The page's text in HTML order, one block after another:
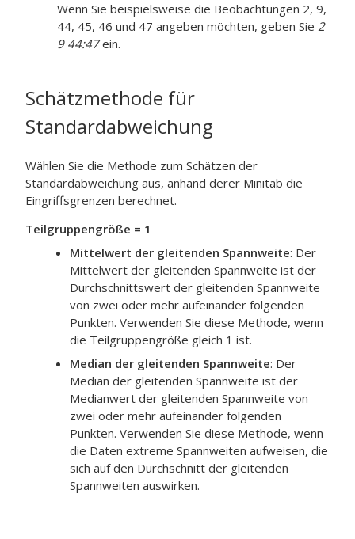
Wenn Sie beispielsweise die Beobachtungen 2, 9,
44, 45, 46 und 47 angeben möchten, geben Sie 2
9 44:47ein.
Schätzmethode für
Standardabweichung
Wählen Sie die Methode zum Schätzen der
Standardabweichung aus, anhand derer Minitab die
Eingriffsgrenzen berechnet.
Teilgruppengröße = 1
Mittelwert der gleitenden Spannweite: Der
Mittelwert der gleitenden Spannweite ist der
Durchschnittswert der gleitenden Spannweite
von zwei oder mehr aufeinander folgenden
Punkten. Verwenden Sie diese Methode, wenn
die Teilgruppengröße gleich 1 ist.
Median der gleitenden Spannweite: Der
Median der gleitenden Spannweite ist der
Medianwert der gleitenden Spannweite von
zwei oder mehr aufeinander folgenden
Punkten. Verwenden Sie diese Methode, wenn
die Daten extreme Spannweiten aufweisen, die
sich auf den Durchschnitt der gleitenden
Spannweiten auswirken.